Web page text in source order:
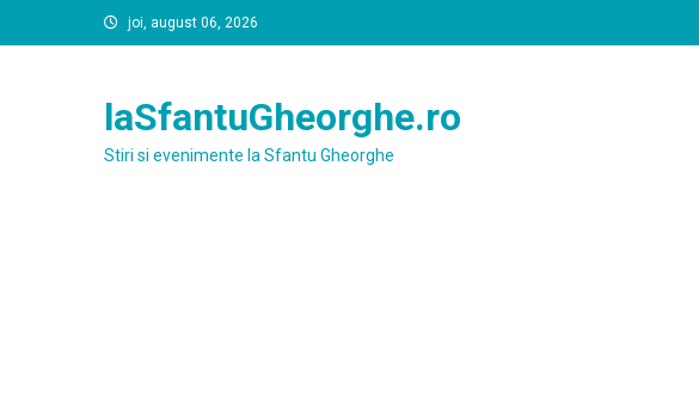
to
joi, august 06, 2026
laSfantuGheorghe.ro
Stiri si evenimente la Sfantu Gheorghe